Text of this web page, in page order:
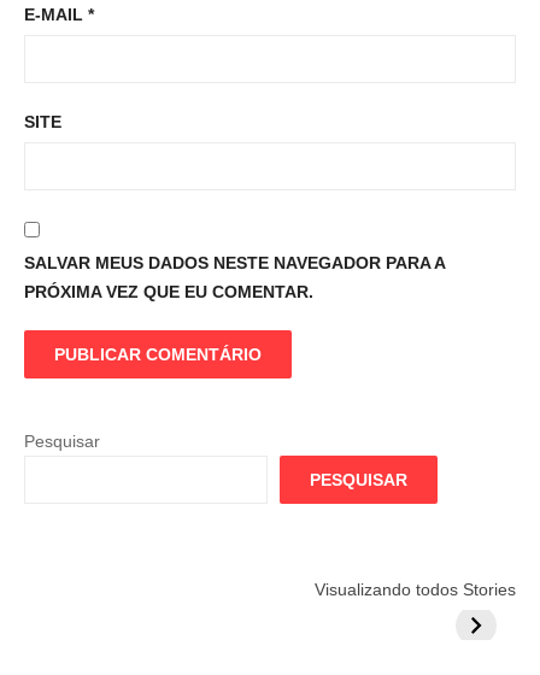
E-MAIL *
SITE
SALVAR MEUS DADOS NESTE NAVEGADOR PARA A
PRÓXIMA VEZ QUE EU COMENTAR.
Pesquisar
PESQUISAR
Visualizando todos Stories
Globo quer
Lesão
do